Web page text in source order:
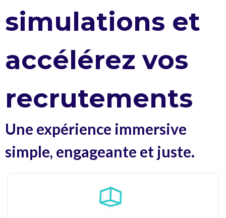
simulations et
accélérez vos
recrutements
Une expérience immersive
simple, engageante et juste.